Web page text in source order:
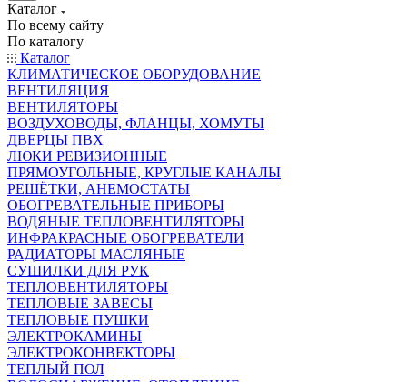
Каталог
По всему сайту
По каталогу
Каталог
КЛИМАТИЧЕСКОЕ ОБОРУДОВАНИЕ
ВЕНТИЛЯЦИЯ
ВЕНТИЛЯТОРЫ
ВОЗДУХОВОДЫ, ФЛАНЦЫ, ХОМУТЫ
ДВЕРЦЫ ПВХ
ЛЮКИ РЕВИЗИОННЫЕ
ПРЯМОУГОЛЬНЫЕ, КРУГЛЫЕ КАНАЛЫ
РЕШЁТКИ, АНЕМОСТАТЫ
ОБОГРЕВАТЕЛЬНЫЕ ПРИБОРЫ
ВОДЯНЫЕ ТЕПЛОВЕНТИЛЯТОРЫ
ИНФРАКРАСНЫЕ ОБОГРЕВАТЕЛИ
РАДИАТОРЫ МАСЛЯНЫЕ
СУШИЛКИ ДЛЯ РУК
ТЕПЛОВЕНТИЛЯТОРЫ
ТЕПЛОВЫЕ ЗАВЕСЫ
ТЕПЛОВЫЕ ПУШКИ
ЭЛЕКТРОКАМИНЫ
ЭЛЕКТРОКОНВЕКТОРЫ
ТЕПЛЫЙ ПОЛ